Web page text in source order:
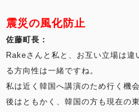
震災の風化防止
佐藤町長：
Rakeさんと私と、お互い立場は違
る方向性は一緒ですね。
私は近く韓国へ講演のため行く機
後はともかく、韓国の方も現在の